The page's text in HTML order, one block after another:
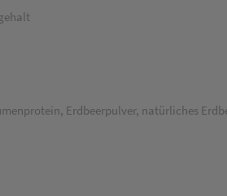
Erdbeerpulver, natürliches